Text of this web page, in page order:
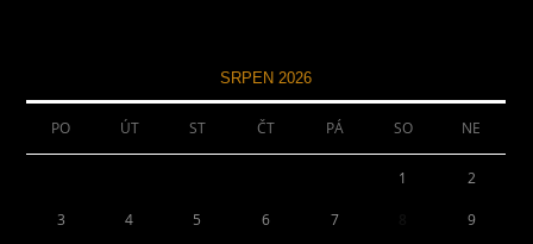
SRPEN 2026
PO ÚT ST ČT PÁ SO NE
1 2
3 4 5 6 7 9